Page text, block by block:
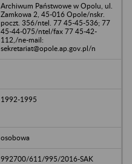
Archiwum Państwowe w Opolu, ul.
Zamkowa 2, 45-016 Opole/nskr.
poczt. 356/ntel. 77 45-45-536; 77
45-44-075/ntel/fax 77 45-42-
112,/ne-mail:
sekretariat@opole.ap.gov.pl/n
1992-1995
osobowa
992700/611/995/2016-SAK